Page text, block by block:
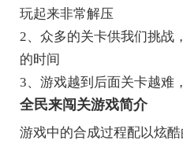
玩起来非常解压
2、众多的关卡供我们挑战
的时间
3、游戏越到后面关卡越难
全民来闯关游戏简介
游戏中的合成过程配以炫